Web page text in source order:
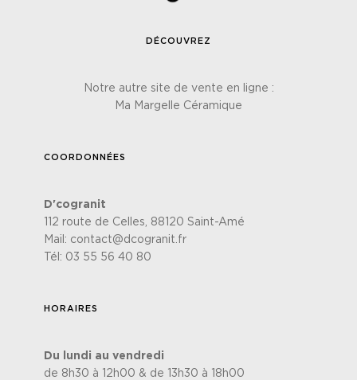
DÉCOUVREZ
Notre autre site de vente en ligne :
Ma Margelle Céramique
COORDONNÉES
D'cogranit
112 route de Celles, 88120 Saint-Amé
Mail: contact@dcogranit.fr
Tél: 03 55 56 40 80
HORAIRES
Du lundi au vendredi
de 8h30 à 12h00 & de 13h30 à 18h00